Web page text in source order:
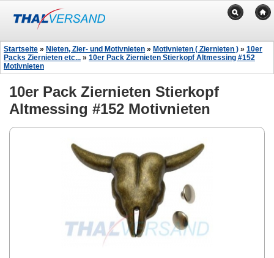
Startseite » Nieten, Zier- und Motivnieten » Motivnieten ( Ziernieten ) » 10er
Packs Ziernieten etc... » 10er Pack Ziernieten Stierkopf Altmessing #152
Motivnieten
10er Pack Ziernieten Stierkopf
Altmessing #152 Motivnieten